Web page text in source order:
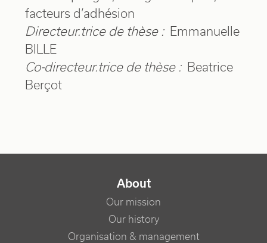
facteurs d’adhésion
Directeur.trice de thèse : Emmanuelle
BILLE
Co-directeur.trice de thèse : Beatrice
Berçot
NAVIGATION PRINCIPALE
About
Our mission
Our history
Organisation & management